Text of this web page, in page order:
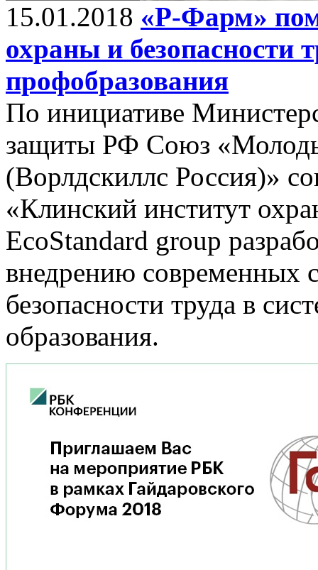
15.01.2018 «Р-Фарм»
охраны и безопасности
профобразования
По инициативе
защиты РФ Союз
(Ворлдскиллс Россия)»
«Клинский институт
EcoStandard group
внедрению современных
безопасности труда в
образования.